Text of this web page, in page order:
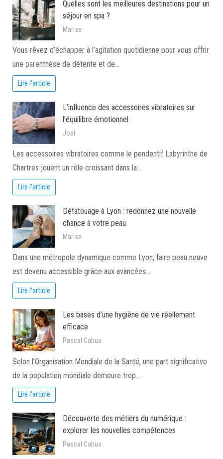
Quelles sont les meilleures destinations pour un
séjour en spa ?
Marise
Vous rêvez d’échapper à l’agitation quotidienne pour vous offrir
une parenthèse de détente et de…
Lire l'article
L’influence des accessoires vibratoires sur
l’équilibre émotionnel
Joel
Les accessoires vibratoires comme le pendentif Labyrinthe de
Chartres jouent un rôle croissant dans la…
Lire l'article
Détatouage à Lyon : redonnez une nouvelle
chance à votre peau
Marise
Dans une métropole dynamique comme Lyon, faire peau neuve
est devenu accessible grâce aux avancées…
Lire l'article
Les bases d’une hygiène de vie réellement
efficace
Pascal Cabus
Selon l’Organisation Mondiale de la Santé, une part significative
de la population mondiale demeure trop…
Lire l'article
Découverte des métiers du numérique :
explorer les nouvelles compétences
Pascal Cabus